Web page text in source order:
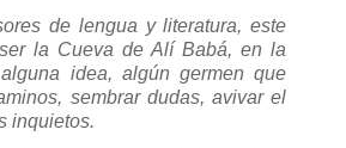
de lengua y literatura, este
la Cueva de Alí Babá, en la
idea, algún germen que
sembrar dudas, avivar el
inquietos.